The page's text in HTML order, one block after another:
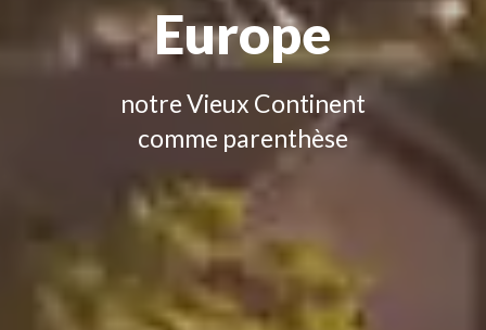
Europe
notre Vieux Continent
comme parenthèse